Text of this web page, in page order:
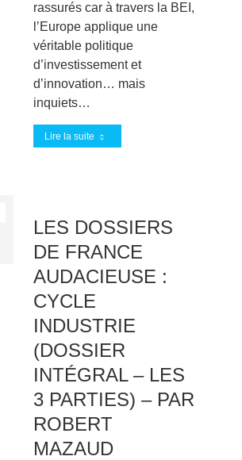
rassurés car à travers la BEI,
l’Europe applique une
véritable politique
d’investissement et
d’innovation… mais
inquiets…
Lire la suite
LES DOSSIERS
DE FRANCE
AUDACIEUSE :
CYCLE
INDUSTRIE
(DOSSIER
INTÉGRAL – LES
3 PARTIES) – PAR
ROBERT
MAZAUD